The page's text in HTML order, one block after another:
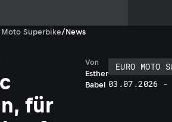
Moto Superbike/News
für
Esther
Babel
Von
EURO MOTO
03.07.2026 -